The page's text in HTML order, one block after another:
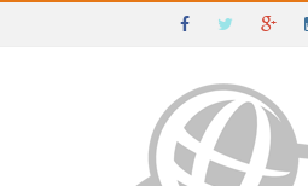
IGUAÍ E SUDOESTE DA BAHIA